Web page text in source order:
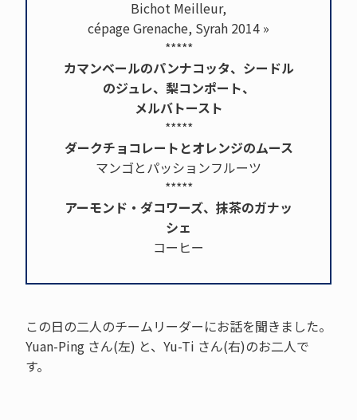
Bichot Meilleur,
cépage Grenache, Syrah 2014 »
*****
カマンベールのパンナコッタ、シードル
のジュレ、梨コンポート、
メルバトースト
*****
ダークチョコレートとオレンジのムース
マンゴとパッションフルーツ
*****
アーモンド・ダコワーズ、抹茶のガナッ
シェ
コーヒー
この日の二人のチームリーダーにお話を聞きました。
Yuan-Ping さん(左) と、Yu-Ti さん(右)のお二人で
す。